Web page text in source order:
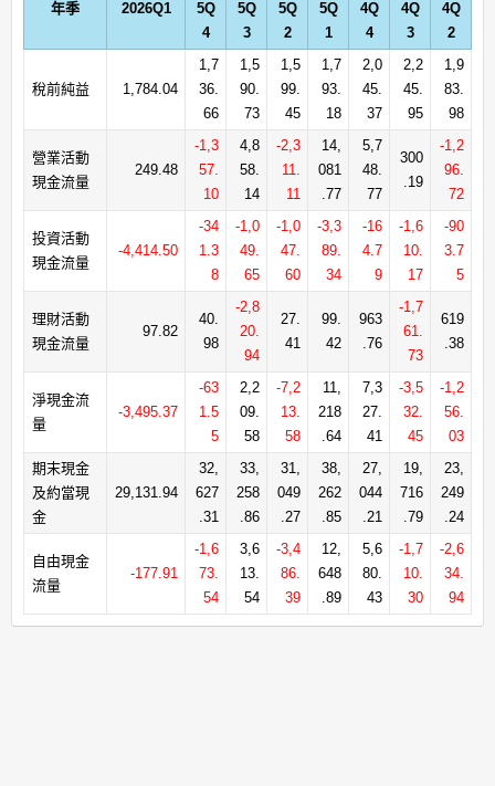
年季 2026Q1
5Q
4
5Q
3
5Q
2
5Q
1
4Q
4
4Q
3
4Q
2
稅前純益 1,784.04
1,7
36.
66
1,5
90.
73
1,5
99.
45
1,7
93.
18
2,0
45.
37
2,2
45.
95
1,9
83.
98
營業活動
現金流量
249.48
-1,3
57.
10
4,8
58.
14
-2,3
11.
11
14,
081
.77
5,7
48.
77
300
.19
-1,2
96.
72
投資活動
現金流量
-4,414.50
-34
1.3
8
-1,0
49.
65
-1,0
47.
60
-3,3
89.
34
-16
4.7
9
-1,6
10.
17
-90
3.7
5
理財活動
現金流量
97.82
40.
98
-2,8
20.
94
27.
41
99.
42
963
.76
-1,7
61.
73
619
.38
淨現金流
量
-3,495.37
-63
1.5
5
2,2
09.
58
-7,2
13.
58
11,
218
.64
7,3
27.
41
-3,5
32.
45
-1,2
56.
03
期末現金
及約當現
金
29,131.94
32,
627
.31
33,
258
.86
31,
049
.27
38,
262
.85
27,
044
.21
19,
716
.79
23,
249
.24
自由現金
流量
-177.91
-1,6
73.
54
3,6
13.
54
-3,4
86.
39
12,
648
.89
5,6
80.
43
-1,7
10.
30
-2,6
34.
94